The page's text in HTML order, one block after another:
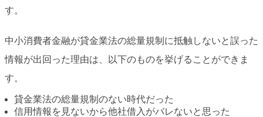
す。
中小消費者金融が貸金業法の総量規制に抵触しないと誤った
情報が出回った理由は、以下のものを挙げることができま
す。
貸金業法の総量規制のない時代だった
信用情報を見ないから他社借入がバレないと思った